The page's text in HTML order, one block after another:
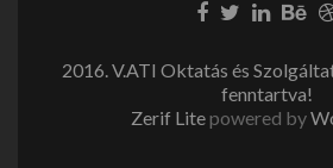
2016. V.ATI Oktatás és
fenntartva!
Zerif Litepowered by